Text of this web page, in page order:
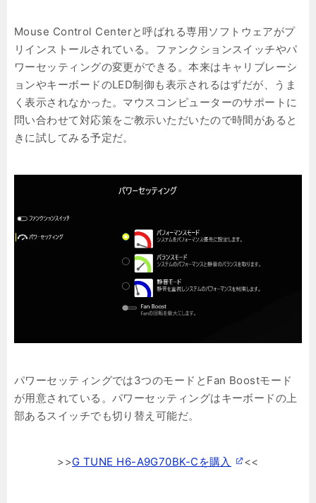
Mouse Control Centerと呼ばれる専用ソフトウェアがプ
リインストールされている。ファンクションスイッチやパ
ワーセッティングの変更ができる。本来はキャリブレーシ
ョンやキーボードのLED制御も表示されるはずだが、うま
く表示されなかった。マウスコンピューターのサポートに
問い合わせて対応策をご教示いただいたので時間があると
きに試してみる予定だ。
パワーセッティングでは3つのモードとFan Boostモード
が用意されている。パワーセッティングはキーボードの上
部あるスイッチでも切り替え可能だ。
>>G TUNE H6-A9G70BK-Cを購入 <<